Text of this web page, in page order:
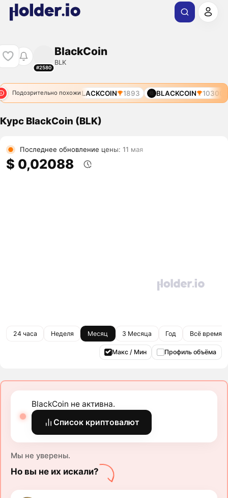
#2580
BlackCoin
BLK
Подозрительно похожиBLACKCOIN 1893 BLACKCOIN 10300
Курс BlackCoin (BLK)
Последнее обновление цены: 11 мая
$ 0,02088
24 часа Неделя Месяц 3 Месяца Год Всё время
Макс / Мин Профиль объёма
BlackCoin не активна.
Список криптовалют
Мы не уверены.
Но вы не их искали?